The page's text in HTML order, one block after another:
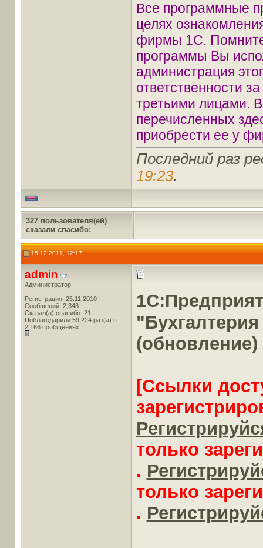
Все программные
целях
фирмы 1С.
программы Вы
администрация
ответственности
третьими лицами.
перечисленных
приобрести ее у
Последний раз
19:23.
327 пользователя(ей)
сказали cпасибо:
15.12.2011, 12:17
admin
Администратор
Регистрация: 25.11.2010
Сообщений: 2,348
Сказал(а) спасибо: 21
Поблагодарили 59,224 раз(а) в
2,166 сообщениях
[Ссылки
только
.
только
.